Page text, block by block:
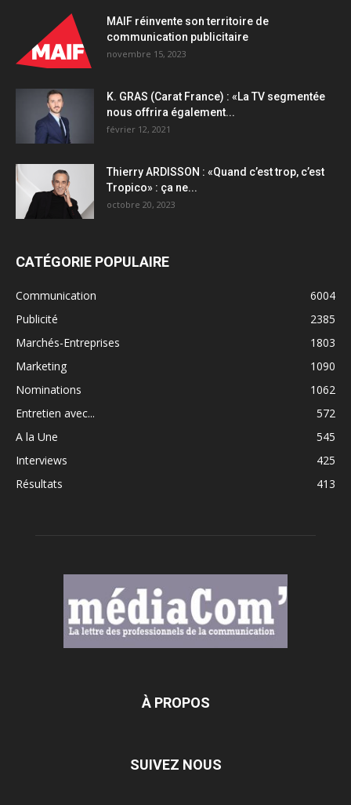
MAIF réinvente son territoire de
communication publicitaire
novembre 15, 2023
K. GRAS (Carat France) : «La TV segmentée
nous offrira également...
février 12, 2021
Thierry ARDISSON : «Quand c’est trop, c’est
Tropico» : ça ne...
octobre 20, 2023
CATÉGORIE POPULAIRE
Communication
6004
Publicité
2385
Marchés-Entreprises
1803
Marketing
1090
Nominations
1062
Entretien avec...
572
A la Une
545
Interviews
425
Résultats
413
À PROPOS
SUIVEZ NOUS